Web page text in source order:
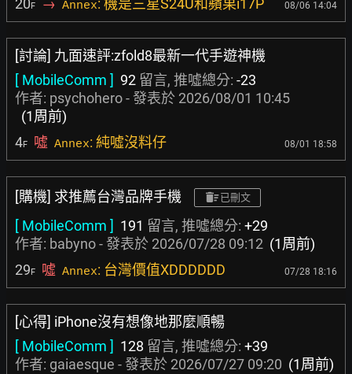
20F → Annex: 機是三星S24U和蘋果i17P 08/06 14:04
[討論] 九面速評:zfold8最新一代手遊神機
[ MobileComm ] 92 留言, 推噓總分: -23
作者: psychohero- 發表於 2026/08/01 10:45
(1周前)
4F 噓 Annex: 純噓沒料仔 08/01 18:58
[購機] 求推薦台灣品牌手機 已刪文
[ MobileComm ] 191 留言, 推噓總分: +29
作者: babyno- 發表於 2026/07/28 09:12 (1周前)
29F 噓 Annex: 台灣價值XDDDDDD 07/28 18:16
[心得] iPhone沒有想像地那麼順暢
[ MobileComm ] 128 留言, 推噓總分: +39
作者: gaiaesque - 發表於 2026/07/27 09:20 (1周前)